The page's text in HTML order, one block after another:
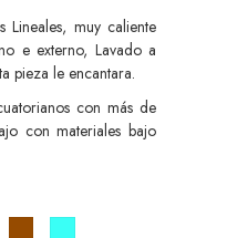
muy caliente
e externo, Lavado a
pieza le encantara.
con más de
con materiales bajo